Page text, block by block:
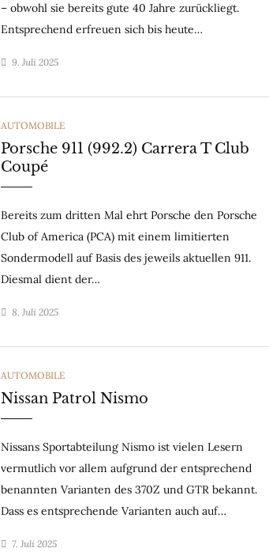
– obwohl sie bereits gute 40 Jahre zurückliegt.
Entsprechend erfreuen sich bis heute…
9. Juli 2025
CATEGORIES
AUTOMOBILE
Porsche 911 (992.2) Carrera T Club
Coupé
Bereits zum dritten Mal ehrt Porsche den Porsche
Club of America (PCA) mit einem limitierten
Sondermodell auf Basis des jeweils aktuellen 911.
Diesmal dient der…
8. Juli 2025
CATEGORIES
AUTOMOBILE
Nissan Patrol Nismo
Nissans Sportabteilung Nismo ist vielen Lesern
vermutlich vor allem aufgrund der entsprechend
benannten Varianten des 370Z und GTR bekannt.
Dass es entsprechende Varianten auch auf…
7. Juli 2025